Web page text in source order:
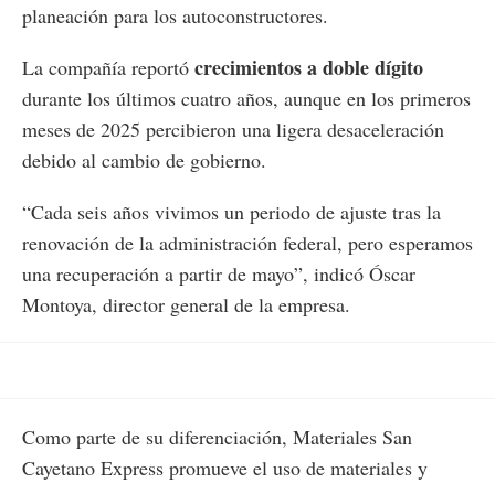
planeación para los autoconstructores.
La compañía reportó crecimientos a doble dígito
durante los últimos cuatro años, aunque en los primeros
meses de 2025 percibieron una ligera desaceleración
debido al cambio de gobierno.
“Cada seis años vivimos un periodo de ajuste tras la
renovación de la administración federal, pero esperamos
una recuperación a partir de mayo”, indicó Óscar
Montoya, director general de la empresa.
Como parte de su diferenciación, Materiales San
Cayetano Express promueve el uso de materiales y